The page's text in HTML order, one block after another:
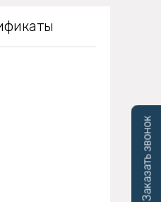
Заказать звонок